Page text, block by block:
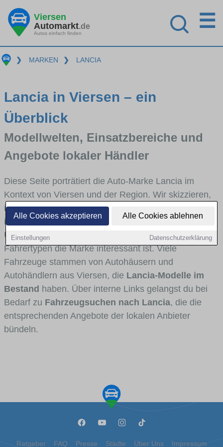
Alle Cookies akzeptieren Alle Cookies ablehnen
Einstellungen Datenschutzerklärung
Viersen
Automarkt.de
Autos einfach finden
☰
❯ MARKEN ❯ LANCIA
Lancia in Viersen – ein
Überblick
Modellwelten, Einsatzbereiche und
Angebote lokaler Händler
Diese Seite porträtiert die Auto-Marke Lancia im
Kontext von Viersen und der Region. Wir skizzieren,
in welchen Fahrzeugklassen Lancia stark vertreten
ist, welche Modellreihen häufig im Stadt- und
Umlandverkehr zu sehen sind und für welche
Fahrertypen die Marke interessant ist. Viele
Fahrzeuge stammen von Autohäusern und
Autohändlern aus Viersen, die Lancia-Modelle im
Bestand haben. Über interne Links gelangst du bei
Bedarf zu Fahrzeugsuchen nach Lancia, die die
entsprechenden Angebote der lokalen Anbieter
bündeln.
Ratgeber FAQ Presse Städte Über Uns Impressum